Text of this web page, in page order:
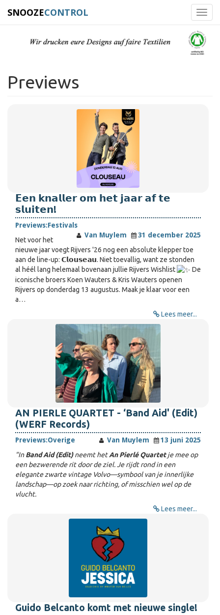
SNOOZECONTROL
Previews
𝗘𝗲𝗻 𝗸𝗻𝗮𝗹𝗹𝗲𝗿 𝗼𝗺 𝗵𝗲𝘁 𝗷𝗮𝗮𝗿 𝗮𝗳 𝘁𝗲
𝘀𝗹𝘂𝗶𝘁𝗲𝗻!
Previews:Festivals
Van Muylem
31 december 2025
Net voor het
nieuwe jaar voegt Rijvers '26 nog een absolute klepper toe
aan de line-up: 𝗖𝗹𝗼𝘂𝘀𝗲𝗮𝘂. Niet toevallig, want ze stonden
al héél lang helemaal bovenaan jullie Rijvers Wishlist
De
iconische broers Koen Wauters & Kris Wauters openen
Rijvers op donderdag 13 augustus. Maak je klaar voor een
a…
Lees meer...
AN PIERLE QUARTET - ‘Band Aid' (Edit)
(WERF Records)
Previews:Overige Van Muylem
13 juni 2025
"InBand Aid (Edit)neemt hetAn Pierlé Quartetje mee op
een bezwerende rit door de ziel. Je rijdt rond in een
elegante zwarte vintage Volvo—symbool van je innerlijke
landschap—op zoek naar richting, of misschien wel op de
vlucht.
Lees meer...
Guido Belcanto komt met nieuwe single!